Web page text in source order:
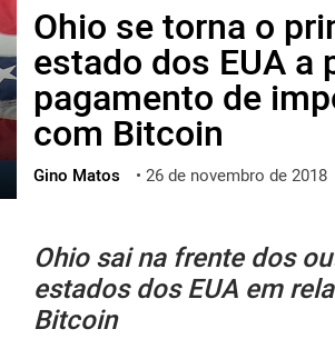
русский
한국어
العربية
ქართული
vietnamese
Ohio se torna o
estado dos EUA a
pagamento de
com Bitcoin
Gino Matos • 26 de novembro de 2018
Ohio sai na frente dos
estados dos EUA em
Bitcoin